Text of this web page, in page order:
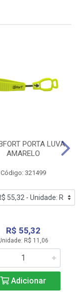
PORTA LUVA
AMARELO
Código: 321499
R$ 55,32
R$ 11,06
Adicionar